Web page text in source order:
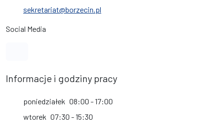
sekretariat@borzecin.pl
Social Media
Informacje i godziny pracy
poniedziałek 08:00 - 17:00
wtorek 07:30 - 15:30